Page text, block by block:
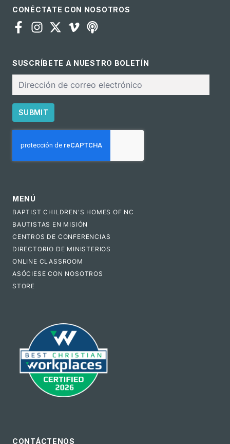
CONÉCTATE CON NOSOTROS
SUSCRÍBETE A NUESTRO BOLETÍN
electrónico
SUBMIT
MENÚ
BAPTIST CHILDREN'S HOMES OF NC
BAUTISTAS EN MISIÓN
CENTROS DE CONFERENCIAS
DIRECTORIO DE MINISTERIOS
ONLINE CLASSROOM
ASÓCIESE CON NOSOTROS
STORE
CONTÁCTENOS